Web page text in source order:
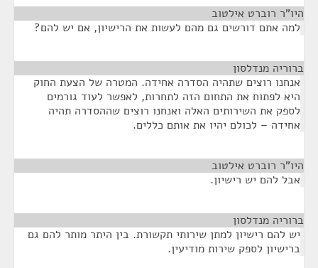
היו"ר רוברט אילטוב
למה אתם דורשים גם מהם לעשות את הרישיון, אם יש להם?
ברוריה מנדלסון
אנחנו רוצים שתהיה הסדרה אחידה. המטרה של הצעת החוק
היא לפתוח את התחום הזה לתחרות, לאפשר לעוד גורמים
לספק את השירותים האלה ואנחנו רוצים שההסדרה תהיה
אחידה – לכולם יהיו את אותם כללים.
היו"ר רוברט אילטוב
אבל להם יש רישיון.
ברוריה מנדלסון
יש להם רישיון למתן שירותי תקשורת. בין היתר מותר להם גם
ברישיון לספק שירות מודיעין.